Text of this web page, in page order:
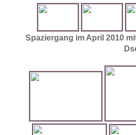
Spaziergang im April 2010